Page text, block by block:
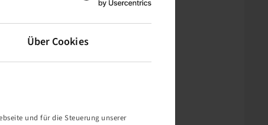
Über Cookies
und für die Steuerung unserer